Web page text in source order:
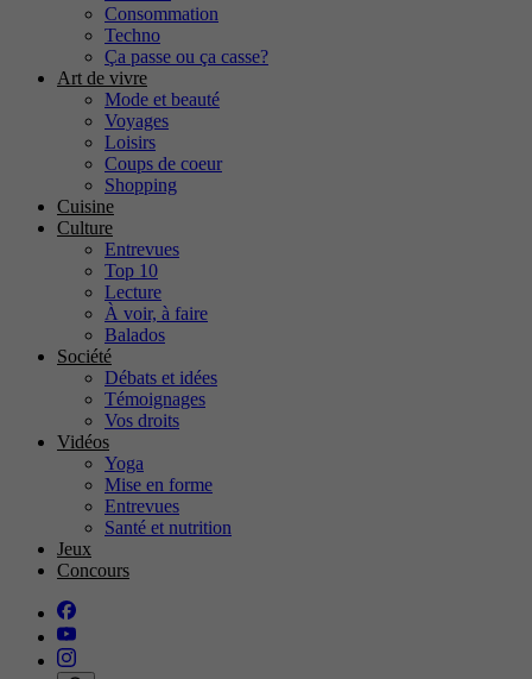
Consommation
Techno
Ça passe ou ça casse?
Art de vivre
Mode et beauté
Voyages
Loisirs
Coups de coeur
Shopping
Cuisine
Culture
Entrevues
Top 10
Lecture
À voir, à faire
Balados
Société
Débats et idées
Témoignages
Vos droits
Vidéos
Yoga
Mise en forme
Entrevues
Santé et nutrition
Jeux
Concours